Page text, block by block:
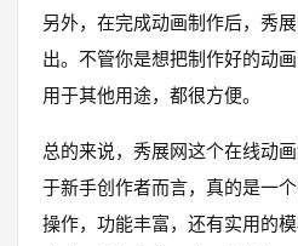
另外，在完成动画制作后，秀
出。不管你是想把制作好的动
用于其他用途，都很方便。
总的来说，秀展网这个在线动
于新手创作者而言，真的是一
操作，功能丰富，还有实用的